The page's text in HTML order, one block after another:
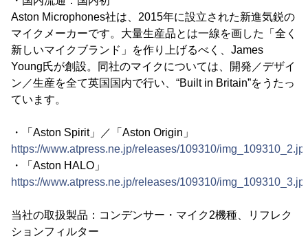
Aston Microphones社は、2015年に設立された新進気鋭の
マイクメーカーです。大量生産品とは一線を画した「全く
新しいマイクブランド」を作り上げるべく、James
Young氏が創設。同社のマイクについては、開発／デザイ
ン／生産を全て英国国内で行い、“Built in Britain”をうたっ
ています。
・「Aston Spirit」／「Aston Origin」
https://www.atpress.ne.jp/releases/109310/
・「Aston HALO」
https://www.atpress.ne.jp/releases/109310/
当社の取扱製品：コンデンサー・マイク2機種、リフレク
ションフィルター